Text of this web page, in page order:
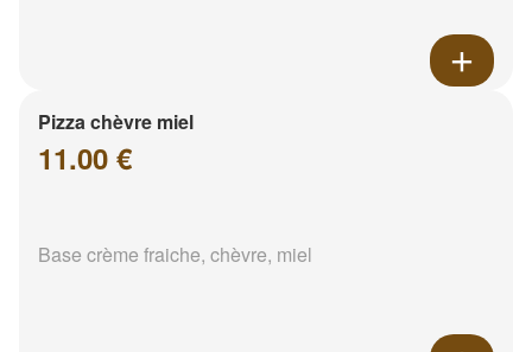
Pizza chèvre miel
11.00 €
Base crème fraiche, chèvre, miel